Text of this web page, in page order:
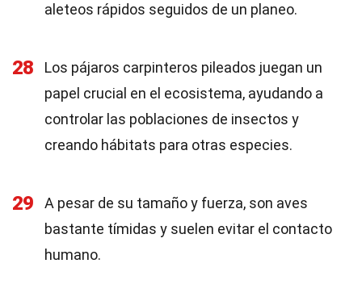
aleteos rápidos seguidos de un planeo.
28
Los pájaros carpinteros pileados juegan un
papel crucial en el ecosistema, ayudando a
controlar las poblaciones de insectos y
creando hábitats para otras especies.
29
A pesar de su tamaño y fuerza, son aves
bastante tímidas y suelen evitar el contacto
humano.